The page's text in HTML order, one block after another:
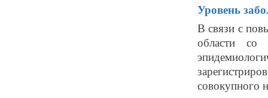
Уровень
В связи с
области со
совокупного